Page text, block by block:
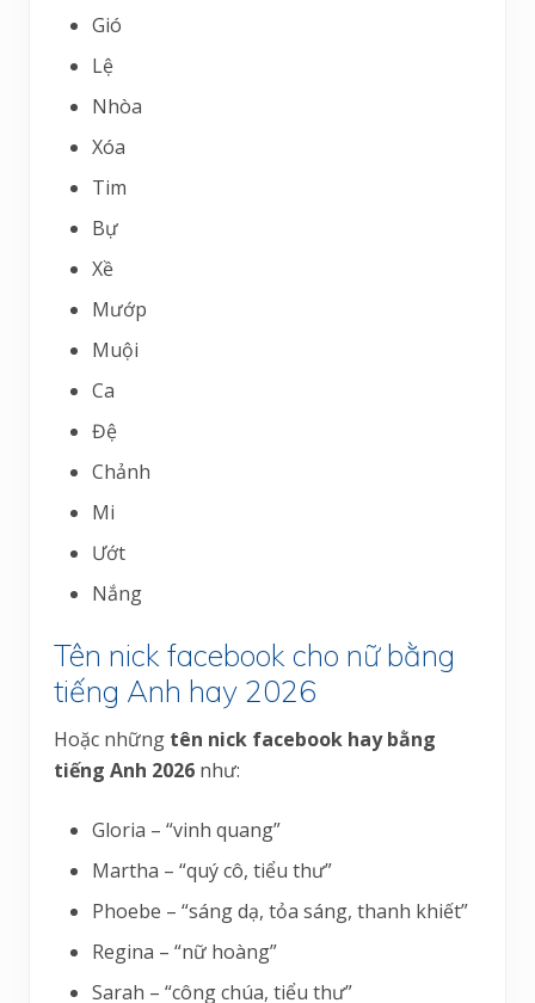
Gió
Lệ
Nhòa
Xóa
Tim
Bự
Xề
Mướp
Muội
Ca
Đệ
Chảnh
Mi
Ướt
Nắng
Tên nick facebook cho nữ bằng
tiếng Anh hay 2026
Hoặc những tên nick facebook hay bằng
tiếng Anh 2026 như:
Gloria – “vinh quang”
Martha – “quý cô, tiểu thư”
Phoebe – “sáng dạ, tỏa sáng, thanh khiết”
Regina – “nữ hoàng”
Sarah – “công chúa, tiểu thư”